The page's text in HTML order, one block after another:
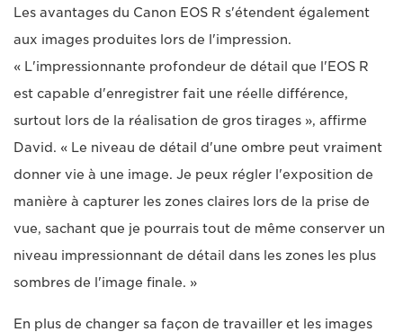
Les avantages du Canon EOS R s'étendent également
aux images produites lors de l'impression.
« L'impressionnante profondeur de détail que l'EOS R
est capable d'enregistrer fait une réelle différence,
surtout lors de la réalisation de gros tirages », affirme
David. « Le niveau de détail d'une ombre peut vraiment
donner vie à une image. Je peux régler l'exposition de
manière à capturer les zones claires lors de la prise de
vue, sachant que je pourrais tout de même conserver un
niveau impressionnant de détail dans les zones les plus
sombres de l'image finale. »
En plus de changer sa façon de travailler et les images